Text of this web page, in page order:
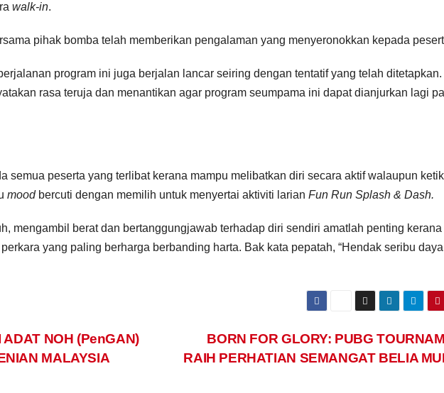
walk-in.
pihak bomba telah memberikan pengalaman yang menyeronokkan kepada
program ini juga berjalan lancar seiring dengan tentatif yang telah ditetapkan.
rasa teruja dan menantikan agar program seumpama ini dapat dianjurkan lagi
semua peserta yang terlibat kerana mampu melibatkan diri secara aktif walaupun
moodbercuti dengan memilih untuk menyertai aktiviti larian Fun Run Splash & Dash.
mengambil berat dan bertanggungjawab terhadap diri sendiri amatlah penting kerana
yang paling berharga berbanding harta. Bak kata pepatah, “Hendak seribu
BORN FOR GLORY: PUBG
RAIH PERHATIAN SEMANGAT BELIA
NOH (PenGAN)
MALAYSIA